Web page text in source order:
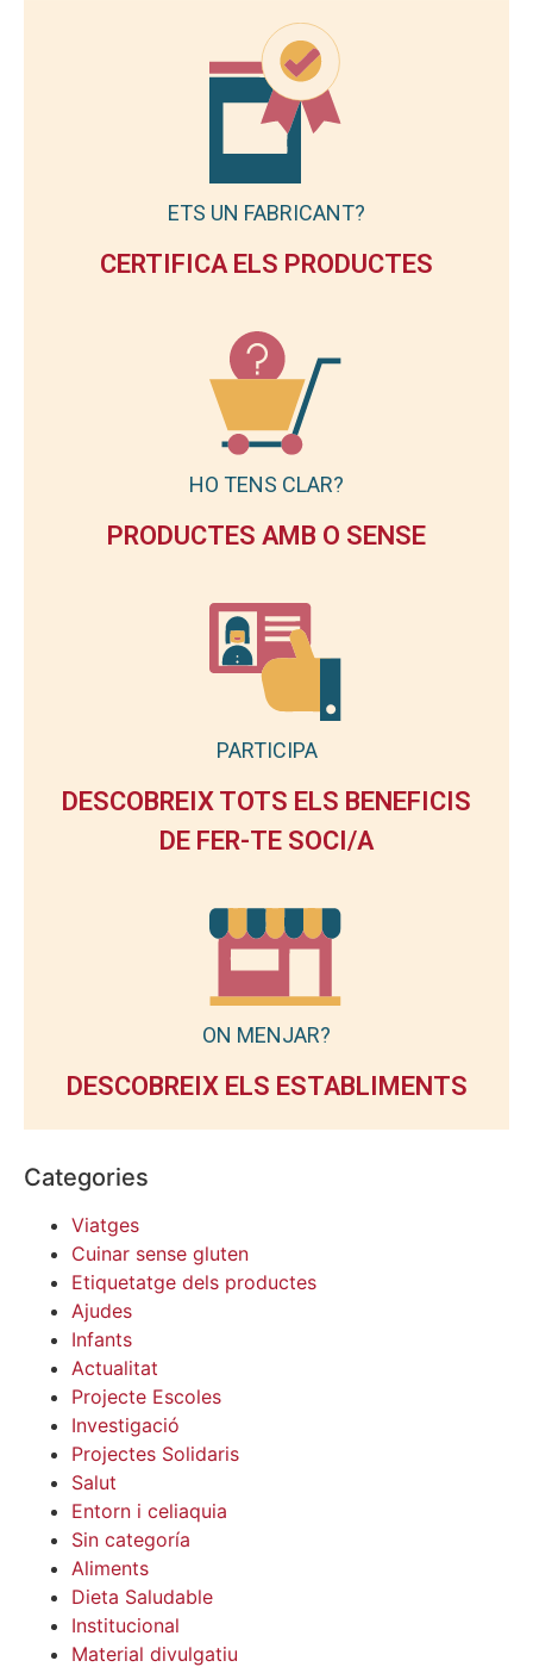
ETS UN FABRICANT?
CERTIFICA ELS PRODUCTES
HO TENS CLAR?
PRODUCTES AMB O SENSE
PARTICIPA
DESCOBREIX TOTS ELS BENEFICIS
DE FER-TE SOCI/A
ON MENJAR?
DESCOBREIX ELS ESTABLIMENTS
Categories
Viatges
Cuinar sense gluten
Etiquetatge dels productes
Ajudes
Infants
Actualitat
Projecte Escoles
Investigació
Projectes Solidaris
Salut
Entorn i celiaquia
Sin categoría
Aliments
Dieta Saludable
Institucional
Material divulgatiu